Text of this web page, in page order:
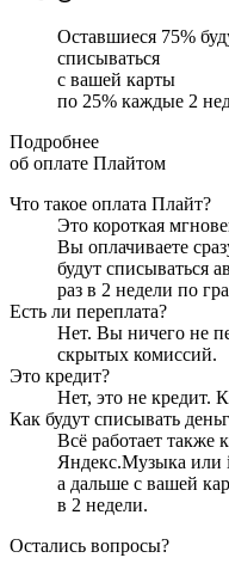
Оставшиеся 75%
списываться
с вашей карты
по 25% каждые 2
Подробнее
об оплате Плайтом
Что такое оплата Плайт?
Это короткая
Вы оплачиваете
будут списываться
раз в 2 недели по
Есть ли переплата?
Нет. Вы ничего не
скрытых комиссий.
Это кредит?
Нет, это не кредит.
Как будут списывать
Всё работает также
Яндекс.Музыка или
а дальше с вашей
в 2 недели.
Остались вопросы?